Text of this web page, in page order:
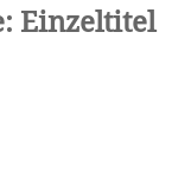
Einzeltitel